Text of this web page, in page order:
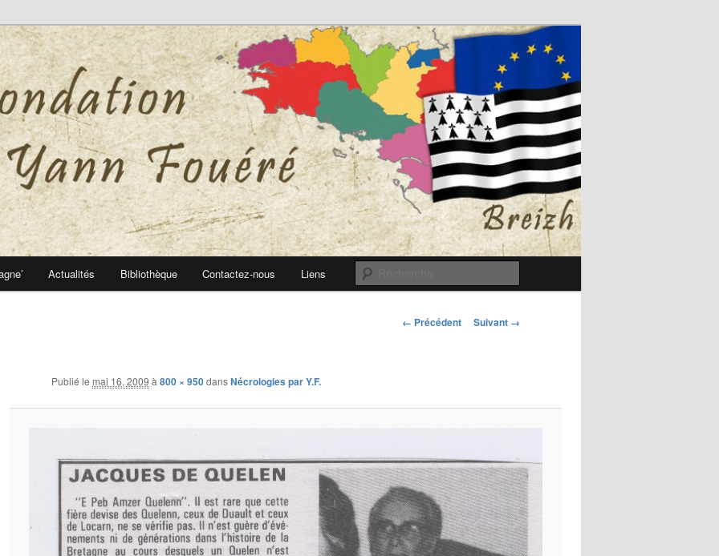
Fouéré
Fouéré
Actualités Bibliothèque Contactez-nous Liens
Navigation
← Précédent Suivant →
Publié le mai 16, 2009 à 800 × 950dansNécrologies par Y.F.